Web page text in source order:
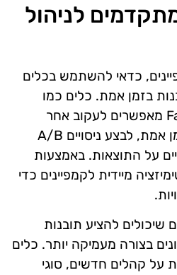
לניהול
כדאי להשתמש בכלים
בזמן אמת. כלים כמו
Facebook Ads Manager מאפשרים לעקוב אחר
הביצועים של מודעות בזמן אמת, לבצע ניסויים A/B
על התוצאות. באמצעות
מיידית לקמפיינים כדי
שיכולים להציע תובנות
בצורה מעמיקה יותר. כלים
על קהלים חדשים, סוגי